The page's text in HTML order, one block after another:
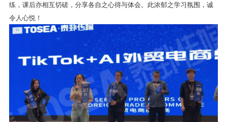
练，课后亦相互切磋，分享各自之心得与体会。此浓郁之学习氛围，诚
令人心悦！